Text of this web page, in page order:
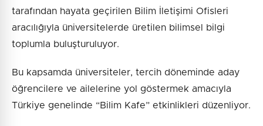
tarafından hayata geçirilen Bilim İletişimi Ofisleri
aracılığıyla üniversitelerde üretilen bilimsel bilgi
toplumla buluşturuluyor.
Bu kapsamda üniversiteler, tercih döneminde aday
öğrencilere ve ailelerine yol göstermek amacıyla
Türkiye genelinde “Bilim Kafe” etkinlikleri düzenliyor.